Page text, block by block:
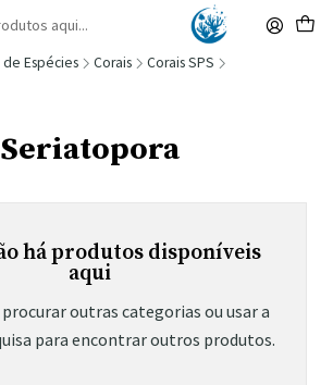
Portes Grátis desde 149,90€ (Envio extresso: 14,90€)
Ler mais
Espécies Corais
Corais SPS
Seriatopora
há produtos disponíveis
aqui
outras categorias ou usar a
para encontrar outros produtos.